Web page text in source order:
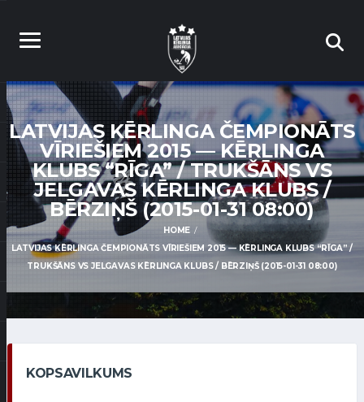
LATVIJAS KĒRLINGA ČEMPIONĀTS
VĪRIEŠIEM 2015 — KĒRLINGA
KLUBS “RĪGA” / TRUKŠĀNS VS
JELGAVAS KĒRLINGA KLUBS /
BĒRZIŅŠ (2015-01-31 08:00)
HOME
LATVIJAS KĒRLINGA ČEMPIONĀTS VĪRIEŠIEM 2015 — KĒRLINGA KLUBS “RĪGA” /
TRUKŠĀNS VS JELGAVAS KĒRLINGA KLUBS / BĒRZIŅŠ (2015-01-31 08:00)
KOPSAVILKUMS